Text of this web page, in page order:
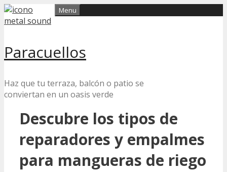
Skip
to
Paracuellos
Haz que tu terraza, balcón o patio se
conviertan en un oasis verde
Menu
Descubre los tipos de
reparadores y empalmes
para mangueras de riego